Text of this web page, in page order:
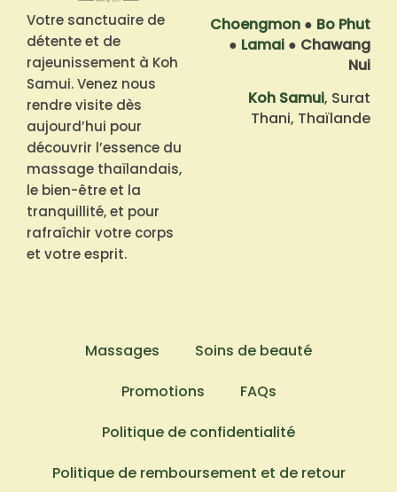
Votre sanctuaire de
détente et de
rajeunissement à Koh
Samui. Venez nous
rendre visite dès
aujourd’hui pour
découvrir l’essence du
massage thaïlandais,
le bien-être et la
tranquillité, et pour
rafraîchir votre corps
et votre esprit.
Choengmon ● Bo Phut
● Lamai ● Chawang
Nui
Koh Samui, Surat
Thani, Thaïlande
Massages
Soins de beauté
Promotions
FAQs
Politique de confidentialité
Politique de remboursement et de retour